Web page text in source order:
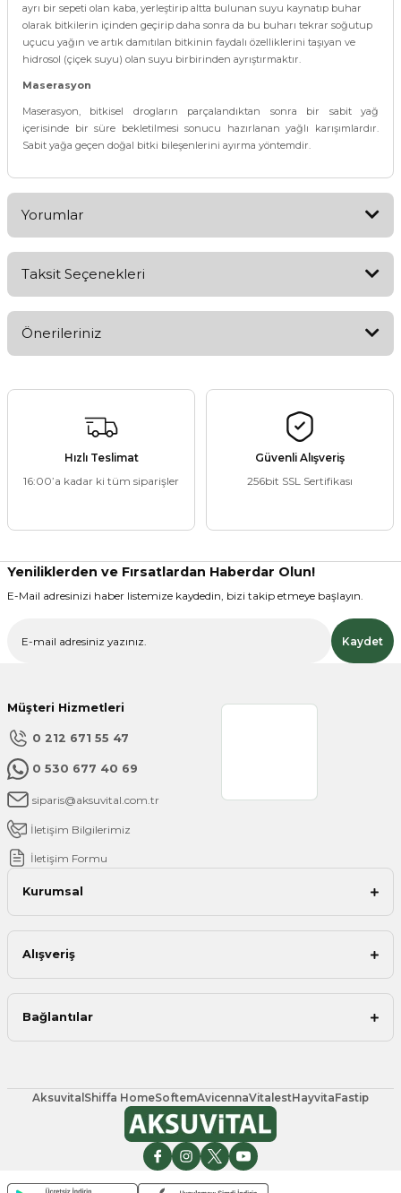
ayrı bir sepeti olan kaba, yerleştirip altta bulunan suyu kaynatıp buhar
olarak bitkilerin içinden geçirip daha sonra da bu buharı tekrar soğutup
uçucu yağın ve artık damıtılan bitkinin faydalı özelliklerini taşıyan ve
hidrosol (çiçek suyu) olan suyu birbirinden ayrıştırmaktır.
Maserasyon
Maserasyon, bitkisel drogların parçalandıktan sonra bir sabit yağ
içerisinde bir süre bekletilmesi sonucu hazırlanan yağlı karışımlardır.
Sabit yağa geçen doğal bitki bileşenlerini ayırma yöntemdir.
Yorumlar
Yorum Yaz
Taksit Seçenekleri
Önerileriniz
Bu ürünün fiyat bilgisi, resim, ürün açıklamalarında ve diğer
konularda yetersiz gördüğünüz noktaları öneri formunu
kullanarak tarafımıza iletebilirsiniz.
Ürün resmi kalitesiz, bozuk veya görüntülenemiyor.
Ürün fiyatı diğer sitelerden daha pahalı.
Bu ürüne benzer farklı alternatifler olmalı.
Hızlı Teslimat
16:00’a kadar ki tüm siparişler
Güvenli Alışveriş
256bit SSL Sertifikası
Yeniliklerden ve Fırsatlardan Haberdar Olun!
E-Mail adresinizi haber listemize kaydedin, bizi takip etmeye başlayın.
Kaydet
Müşteri Hizmetleri
0 212 671 55 47
0 530 677 40 69
siparis@aksuvital.com.tr
İletişim Bilgilerimiz
İletişim Formu
Kurumsal
Alışveriş
Bağlantılar
Aksuvital Shiffa HomeSoftemAvicennaVitalestHayvitaFastip